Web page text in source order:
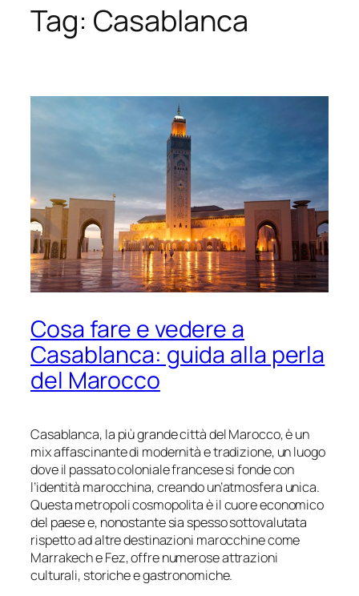
Tag: Casablanca
Cosa fare e vedere a
Casablanca: guida alla perla
del Marocco
Casablanca, la più grande città del Marocco, è un
mix affascinante di modernità e tradizione, un luogo
dove il passato coloniale francese si fonde con
l’identità marocchina, creando un’atmosfera unica.
Questa metropoli cosmopolita è il cuore economico
del paese e, nonostante sia spesso sottovalutata
rispetto ad altre destinazioni marocchine come
Marrakech e Fez, offre numerose attrazioni
culturali, storiche e gastronomiche.